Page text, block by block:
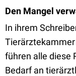
Den Mangel
In ihrem
Tierärztekammer
führen alle diese
Bedarf an